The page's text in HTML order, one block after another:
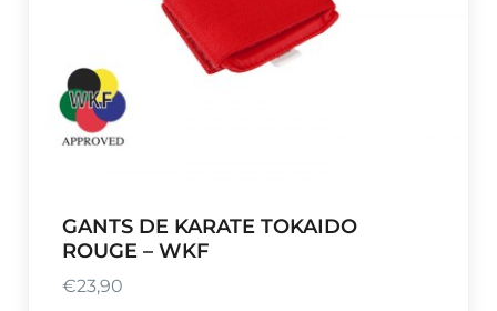
GANTS DE KARATE TOKAIDO
ROUGE – WKF
€23,90